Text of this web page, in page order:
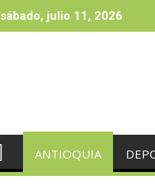
sábado, julio 11, 2026
ANTIOQUIA